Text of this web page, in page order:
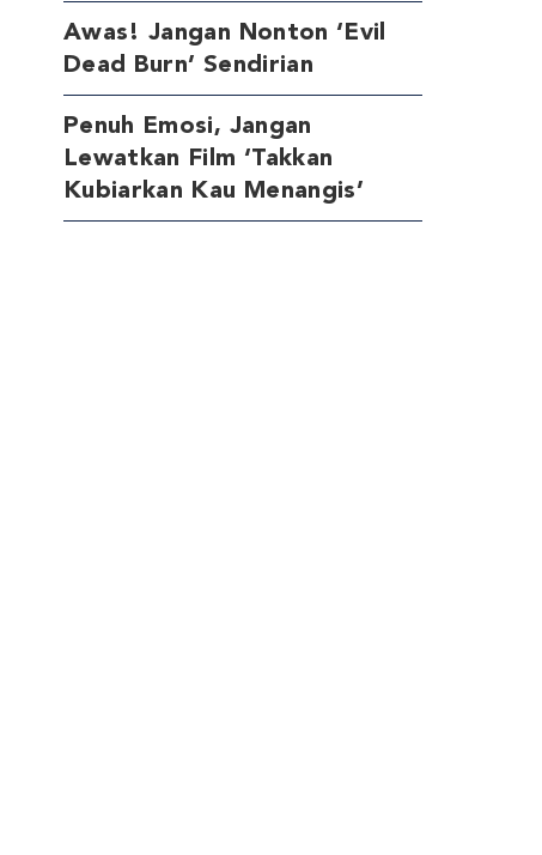
Awas! Jangan Nonton ‘Evil
Dead Burn’ Sendirian
Penuh Emosi, Jangan
Lewatkan Film ‘Takkan
Kubiarkan Kau Menangis’